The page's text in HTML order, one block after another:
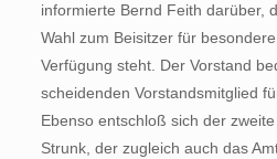
informierte Bernd Feith darüber,
Wahl zum Beisitzer für
Verfügung steht. Der Vorstand
scheidenden Vorstandsmitglied
Ebenso entschloß sich der
Strunk, der zugleich auch das